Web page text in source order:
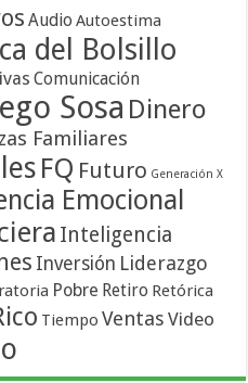
Audio Autoestima
del Bolsillo
Comunicación
Sosa Dinero
Familiares
FQ Futuro Generación X
Emocional
Inteligencia
Inversión Liderazgo
Pobre Retiro Retórica
Tiempo Ventas Video